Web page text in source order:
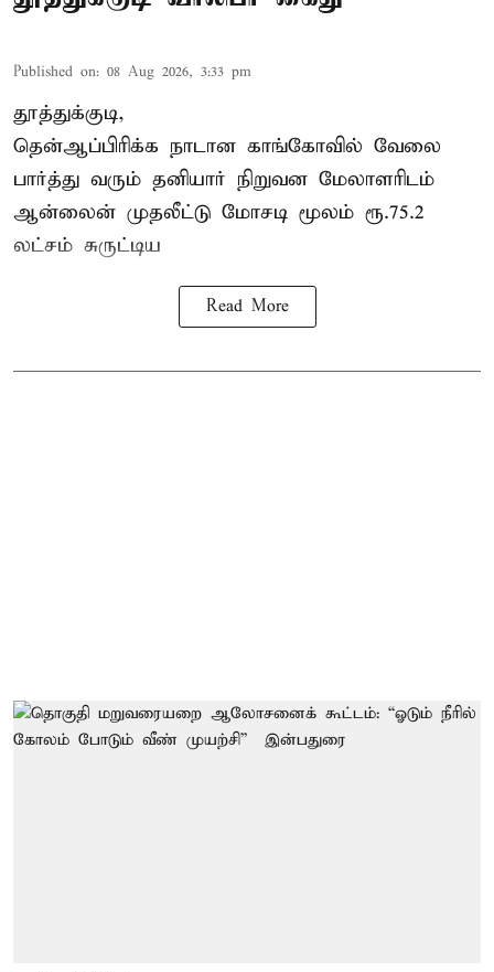
Published on: 08 Aug 2026, 3:33 pm
தூத்துக்குடி,
தென்ஆப்பிரிக்க நாடான காங்கோவில் வேலை
பார்த்து வரும் தனியார் நிறுவன மேலாளரிடம்
ஆன்லைன் முதலீட்டு மோசடி மூலம் ரூ.75.2
லட்சம் சுருட்டிய
Read More